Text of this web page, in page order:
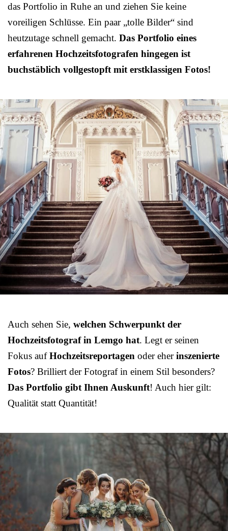
das Portfolio in Ruhe an und ziehen Sie keine
voreiligen Schlüsse. Ein paar „tolle Bilder“ sind
heutzutage schnell gemacht. Das Portfolio eines
erfahrenen Hochzeitsfotografen hingegen ist
buchstäblich vollgestopft mit erstklassigen Fotos!
Auch sehen Sie, welchen Schwerpunkt der
Hochzeitsfotograf in Lemgo hat. Legt er seinen
Fokus aufHochzeitsreportagen oder eherinszenierte
Fotos? Brilliert der Fotograf in einem Stil besonders?
Das Portfolio gibt Ihnen Auskunft! Auch hier gilt:
Qualität statt Quantität!